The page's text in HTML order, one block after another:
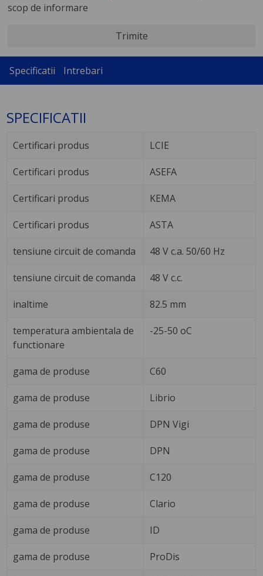
scop de informare
Trimite
Specificatii Intrebari
SPECIFICATII
Certificari produs LCIE
Certificari produs ASEFA
Certificari produs KEMA
Certificari produs ASTA
tensiune circuit de comanda 48 V c.a. 50/60 Hz
tensiune circuit de comanda 48 V c.c.
inaltime 82.5 mm
temperatura ambientala de
functionare
-25-50 oC
gama de produse C60
gama de produse Librio
gama de produse DPN Vigi
gama de produse DPN
gama de produse C120
gama de produse Clario
gama de produse ID
gama de produse ProDis